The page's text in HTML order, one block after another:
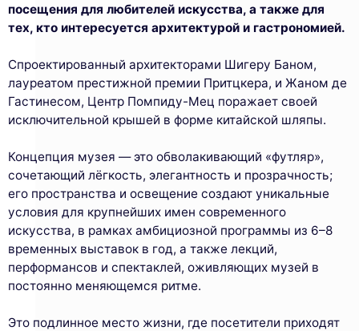
посещения для любителей искусства, а также для
тех, кто интересуется архитектурой и гастрономией.
Спроектированный архитекторами Шигеру Баном,
лауреатом престижной премии Притцкера, и Жаном де
Гастинесом, Центр Помпиду-Мец поражает своей
исключительной крышей в форме китайской шляпы.
Концепция музея — это обволакивающий «футляр»,
сочетающий лёгкость, элегантность и прозрачность;
его пространства и освещение создают уникальные
условия для крупнейших имен современного
искусства, в рамках амбициозной программы из 6–8
временных выставок в год, а также лекций,
перформансов и спектаклей, оживляющих музей в
постоянно меняющемся ритме.
Это подлинное место жизни, где посетители приходят